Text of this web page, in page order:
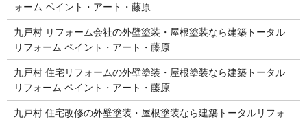
ォーム ペイント・アート・藤原
九戸村 リフォーム会社の外壁塗装・屋根塗装なら建築トータル
リフォーム ペイント・アート・藤原
九戸村 住宅リフォームの外壁塗装・屋根塗装なら建築トータル
リフォーム ペイント・アート・藤原
九戸村 住宅改修の外壁塗装・屋根塗装なら建築トータルリフォ